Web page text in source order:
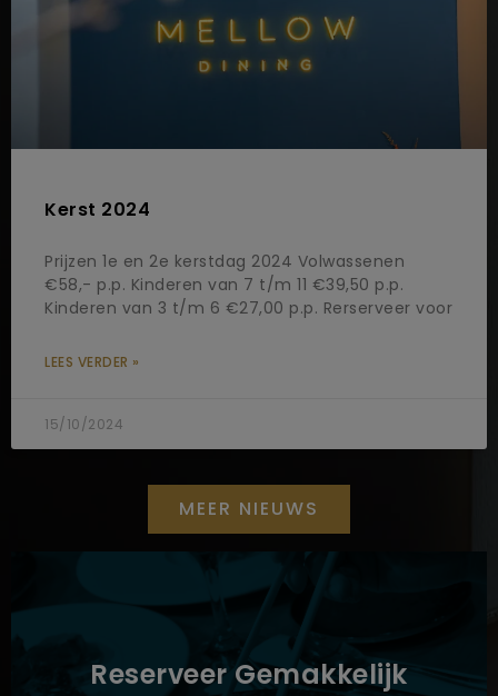
Kerst 2024
Prijzen 1e en 2e kerstdag 2024 Volwassenen
€58,- p.p. Kinderen van 7 t/m 11 €39,50 p.p.
Kinderen van 3 t/m 6 €27,00 p.p. Rerserveer voor
LEES VERDER »
15/10/2024
MEER NIEUWS
Reserveer Gemakkelijk